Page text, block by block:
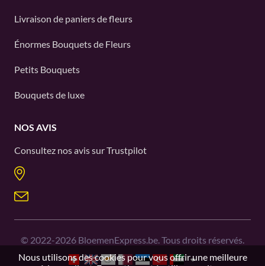
Livraison de paniers de fleurs
Énormes Bouquets de Fleurs
Petits Bouquets
Bouquets de luxe
NOS AVIS
Consultez nos avis surTrustpilot
© 2022-2026 BloemenExpress.be. Tous droits réservés.
Nous utilisons des cookies pour vous offrir une meilleure